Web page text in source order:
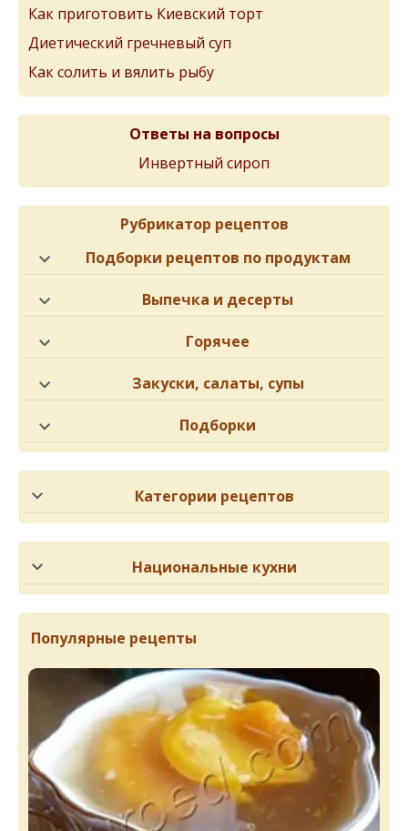
Как приготовить Киевский торт
Диетический гречневый суп
Как солить и вялить рыбу
Ответы на вопросы
Инвертный сироп
Рубрикатор рецептов
Подборки рецептов по продуктам
Выпечка и десерты
Горячее
Закуски, салаты, супы
Подборки
Категории рецептов
Национальные кухни
Популярные рецепты